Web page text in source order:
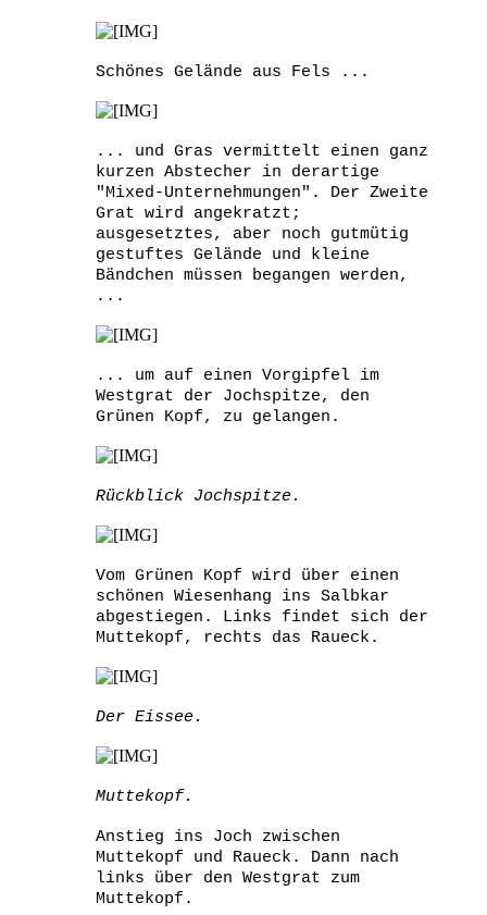
Schönes Gelände aus Fels ...
... und Gras vermittelt einen ganz
kurzen Abstecher in derartige
"Mixed-Unternehmungen". Der Zweite
Grat wird angekratzt;
ausgesetztes, aber noch gutmütig
gestuftes Gelände und kleine
Bändchen müssen begangen werden,
...
... um auf einen Vorgipfel im
Westgrat der Jochspitze, den
Grünen Kopf, zu gelangen.
Rückblick Jochspitze.
Vom Grünen Kopf wird über einen
schönen Wiesenhang ins Salbkar
abgestiegen. Links findet sich der
Muttekopf, rechts das Raueck.
Der Eissee.
Muttekopf.
Anstieg ins Joch zwischen
Muttekopf und Raueck. Dann nach
links über den Westgrat zum
Muttekopf.